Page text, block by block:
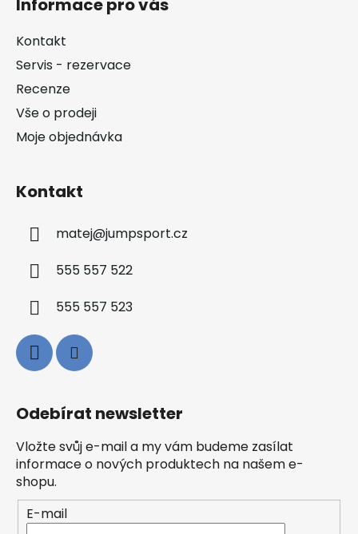
Informace pro vás
Kontakt
Servis - rezervace
Recenze
Vše o prodeji
Moje objednávka
Kontakt
matej@jumpsport.cz
555 557 522
555 557 523
Odebírat newsletter
Vložte svůj e-mail a my vám budeme zasílat
informace o nových produktech na našem e-
shopu.
E-mail